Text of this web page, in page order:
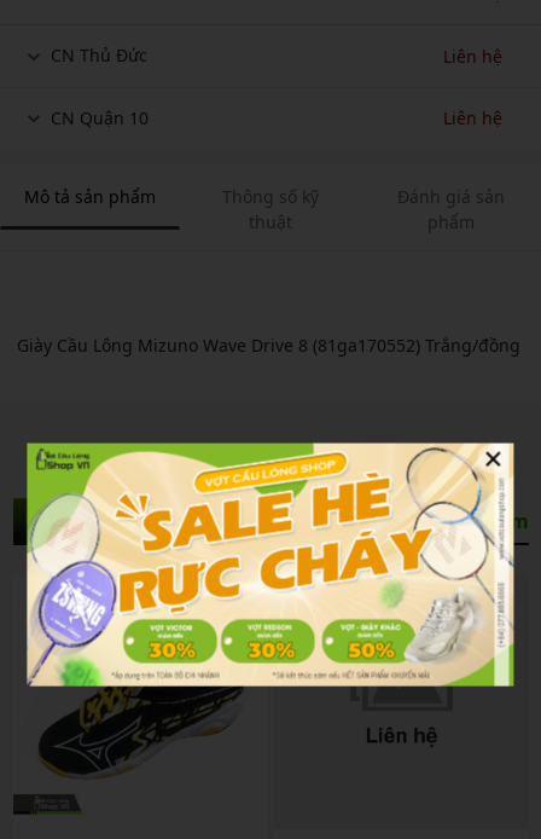
CN Thủ Đức Liên hệ
CN Quận 10 Liên hệ
Mô tả sản phẩm
Thông số kỹ
thuật
Đánh giá sản
phẩm
Giày Cầu Lông Mizuno Wave Drive 8 (81ga170552) Trắng/đồng
Sản Phẩm Liên Quan Xem thêm
×